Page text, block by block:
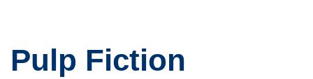
Pulp Fiction